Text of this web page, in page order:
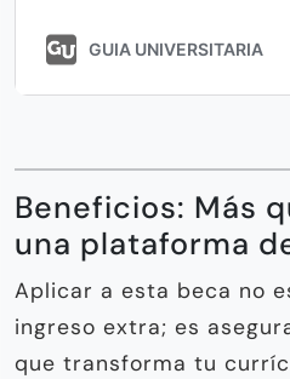
Beneficios: Más
una plataforma
Aplicar a esta beca no
ingreso extra; es
que transforma tu